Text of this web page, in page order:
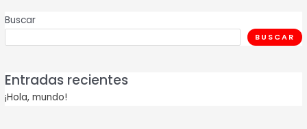
Buscar
BUSCAR
Entradas recientes
¡Hola, mundo!